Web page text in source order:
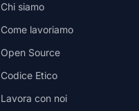
Chi siamo
Come lavoriamo
Open Source
Codice Etico
Lavora con noi